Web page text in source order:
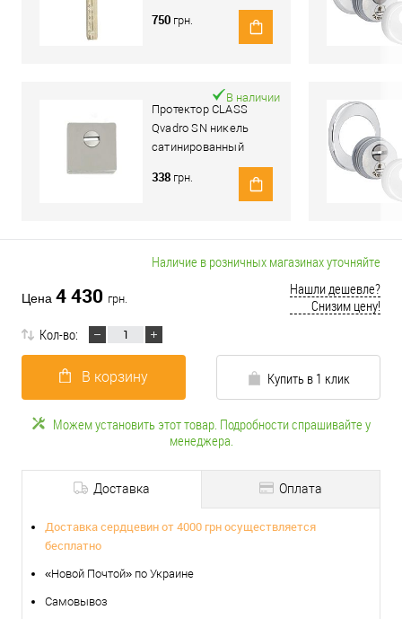
MTL400/Classic PRO
750 грн.
Протектор CLASS
Qvadro SN никель
сатинированный
В наличии
338 грн.
Наличие в розничных магазинах уточняйте
Цена 4 430 грн.
Нашли дешевле?
Снизим цену!
Кол-во:
В корзину Купить в 1 клик
Можем установить этот товар. Подробности спрашивайте у
менеджера.
Доставка Оплата
Доставка сердцевин от 4000 грн осуществляется
бесплатно
«Новой Почтой» по Украине
Самовывоз